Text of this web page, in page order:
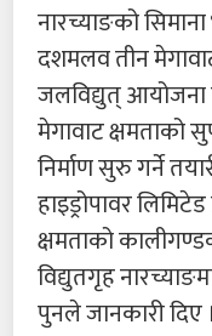
नारच्याङको
दशमलव तीन
जलविद्युत् आयोजना
मेगावाट क्षमताको
निर्माण सुरु गर्ने
हाइड्रोपावर
क्षमताको
विद्युतगृह
पुनले जानकारी दिए ।